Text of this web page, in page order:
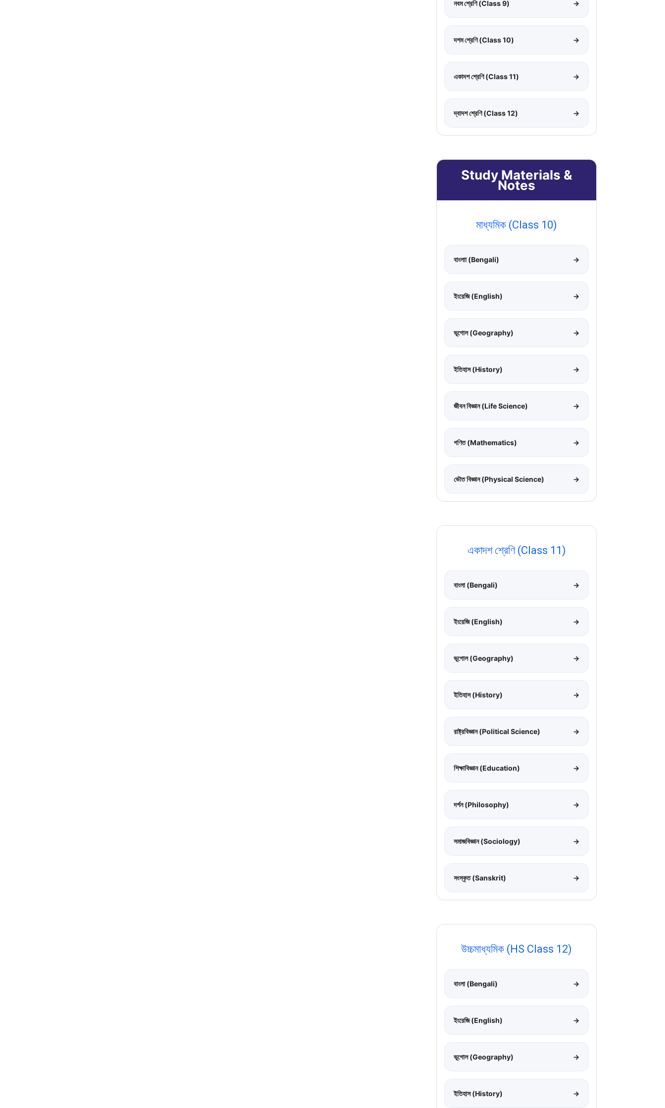
নবম শ্রেণি (Class 9) →
দশম শ্রেণি (Class 10) →
একাদশ শ্রেণি (Class 11) →
দ্বাদশ শ্রেণি (Class 12) →
Study Materials &
Notes
মাধ্যমিক (Class 10)
বাংলাা (Bengali) →
ইংরেজি (English) →
ভূগোল (Geography) →
ইতিহাস (History) →
জীবন বিজ্ঞান (Life Science) →
গণিত (Mathematics) →
ভৌত বিজ্ঞান (Physical Science) →
একাদশ শ্রেণি (Class 11)
বাংলা (Bengali) →
ইংরেজি (English) →
ভূগোল (Geography) →
ইতিহাস (History) →
রাষ্ট্রবিজ্ঞান (Political Science) →
শিক্ষাবিজ্ঞান (Education) →
দর্শন (Philosophy) →
সমাজবিজ্ঞান (Sociology) →
সংস্কৃত (Sanskrit) →
উচ্চমাধ্যমিক (HS Class 12)
বাংলা (Bengali) →
ইংরেজি (English) →
ভূগোল (Geography) →
ইতিহাস (History) →